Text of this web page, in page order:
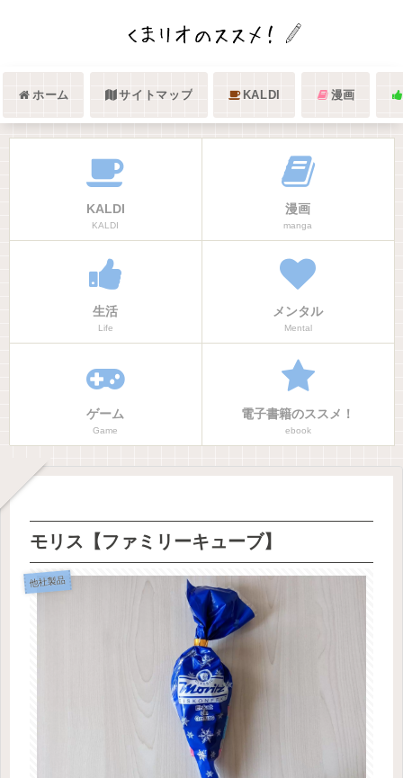
ホーム サイトマップ KALDI 漫画
KALDI
KALDI
漫画
manga
生活
Life
メンタル
Mental
ゲーム
Game
電子書籍のススメ！
ebook
モリス【ファミリーキューブ】
他社製品